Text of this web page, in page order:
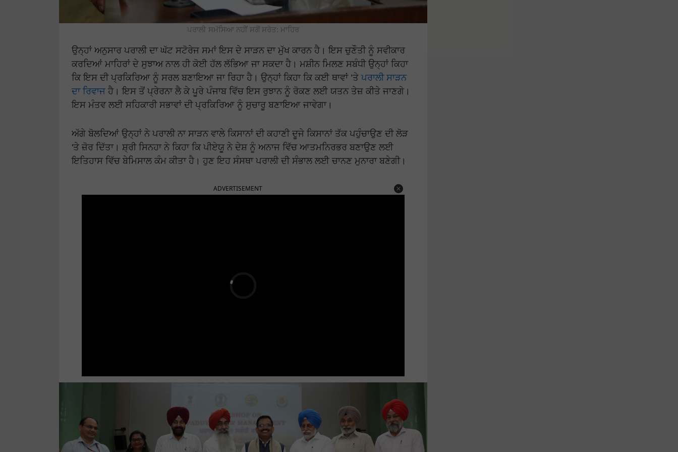
ਪਰਾਲੀ ਸਮੱਸਿਆ ਨਹੀਂ ਸਗੋਂ ਸਰੋਤ: ਮਾਹਿਰ
ਉਨ੍ਹਾਂ ਅਨੁਸਾਰ ਪਰਾਲੀ ਦਾ ਘੱਟ ਸਟੋਰੇਜ ਸਮਾਂ ਇਸ ਦੇ ਸਾੜਨ ਦਾ ਮੁੱਖ ਕਾਰਨ ਹੈ। ਇਸ ਚੁਣੌਤੀ ਨੂੰ ਸਵੀਕਾਰ
ਕਰਦਿਆਂ ਮਾਹਿਰਾਂ ਦੇ ਸੁਝਾਅ ਨਾਲ ਹੀ ਕੋਈ ਹੱਲ ਲੱਭਿਆ ਜਾ ਸਕਦਾ ਹੈ। ਮਸ਼ੀਨ ਮਿਲਣ ਸਬੰਧੀ ਉਨ੍ਹਾਂ ਕਿਹਾ
ਕਿ ਇਸ ਦੀ ਪ੍ਰਕਿਰਿਆ ਨੂੰ ਸਰਲ ਬਣਾਇਆ ਜਾ ਰਿਹਾ ਹੈ। ਉਨ੍ਹਾਂ ਕਿਹਾ ਕਿ ਕਈ ਥਾਵਾਂ ’ਤੇ ਪਰਾਲੀ ਸਾੜਨ
ਦਾ ਰਿਵਾਜ ਹੈ। ਇਸ ਤੋਂ ਪ੍ਰੇਰਨਾ ਲੈ ਕੇ ਪੂਰੇ ਪੰਜਾਬ ਵਿੱਚ ਇਸ ਰੁਝਾਨ ਨੂੰ ਰੋਕਣ ਲਈ ਯਤਨ ਤੇਜ਼ ਕੀਤੇ ਜਾਣਗੇ।
ਇਸ ਮੰਤਵ ਲਈ ਸਹਿਕਾਰੀ ਸਭਾਵਾਂ ਦੀ ਪ੍ਰਕਿਰਿਆ ਨੂੰ ਸੁਚਾਰੂ ਬਣਾਇਆ ਜਾਵੇਗਾ।
ਅੱਗੇ ਬੋਲਦਿਆਂ ਉਨ੍ਹਾਂ ਨੇ ਪਰਾਲੀ ਨਾ ਸਾੜਨ ਵਾਲੇ ਕਿਸਾਨਾਂ ਦੀ ਕਹਾਣੀ ਦੂਜੇ ਕਿਸਾਨਾਂ ਤੱਕ ਪਹੁੰਚਾਉਣ ਦੀ ਲੋੜ
'ਤੇ ਜ਼ੋਰ ਦਿੱਤਾ। ਸ਼੍ਰੀ ਸਿਨਹਾ ਨੇ ਕਿਹਾ ਕਿ ਪੀਏਯੂ ਨੇ ਦੇਸ਼ ਨੂੰ ਅਨਾਜ ਵਿੱਚ ਆਤਮਨਿਰਭਰ ਬਣਾਉਣ ਲਈ
ਇਤਿਹਾਸ ਵਿੱਚ ਬੇਮਿਸਾਲ ਕੰਮ ਕੀਤਾ ਹੈ। ਹੁਣ ਇਹ ਸੰਸਥਾ ਪਰਾਲੀ ਦੀ ਸੰਭਾਲ ਲਈ ਚਾਨਣ ਮੁਨਾਰਾ ਬਣੇਗੀ।
ADVERTISEMENT